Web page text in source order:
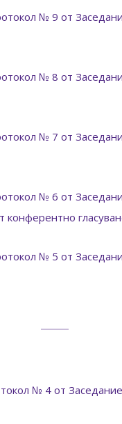
№ 9 от
№ 8 от
№ 7 от
№ 6 от
конферентно
№ 5 от
№ 4 от